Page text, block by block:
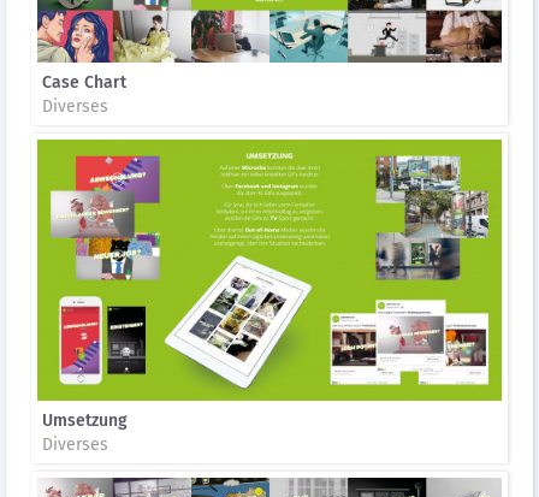
Case Chart
Diverses
Umsetzung
Diverses